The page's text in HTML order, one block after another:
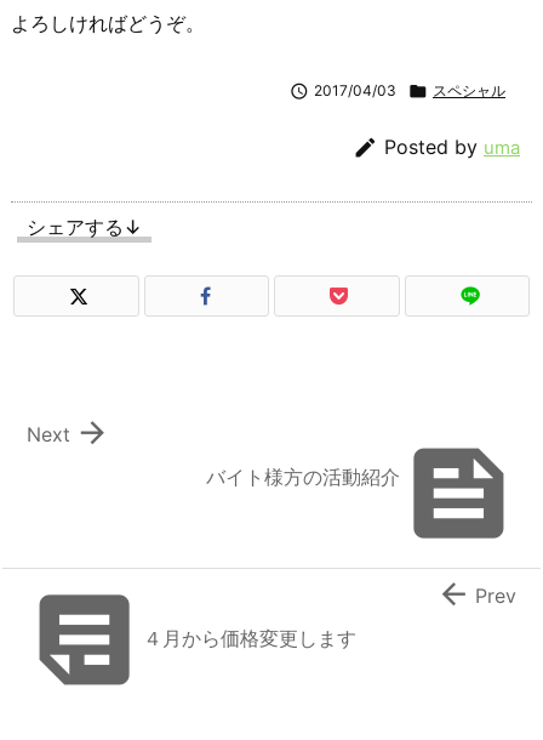
よろしければどうぞ。
 2017/04/03  スペシャル
 Posted by uma
シェアする↓

バイト様方の活動紹介

Next
 ４月から価格変更します
 Prev